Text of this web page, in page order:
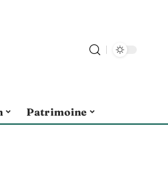
Patrimoine